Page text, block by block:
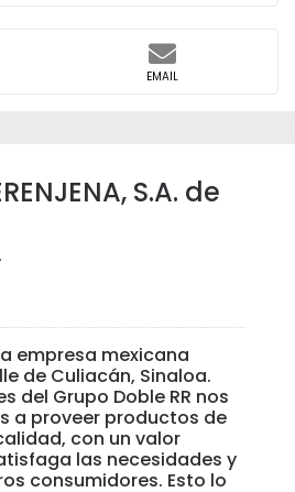
EMAIL
S.A. de
empresa mexicana
de Culiacán, Sinaloa.
del Grupo Doble RR nos
a proveer productos de
con un valor
las necesidades y
consumidores. Esto lo